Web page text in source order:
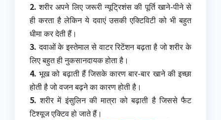
2. शरीर अपने लिए जरूरी न्यूट्रिशंस की पूर्ति खाने-पीने से
ही करता है लेकिन ये दवाएं उसकी एक्टिविटी को भी बहुत
धीमा कर देती हैं।
3. दवाओं के इस्तेमाल से वाटर रिटेंशन बढ़ता है जो शरीर के
लिए बहुत ही नुकसानदायक होता है।
4. भूख को बढ़ाती हैं जिसके कारण बार-बार खाने की इच्छा
होती है जो वजन बढ़ने का कारण होती है।
5. शरीर में इंसुलिन की मात्रा को बढ़ाती है जिससे फैट
टिश्यूज एक्टिव हो जाते हैं।